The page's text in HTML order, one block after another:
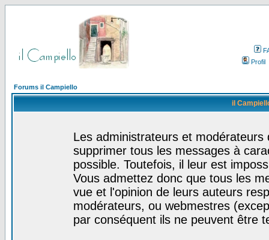
Profil
Forums il Campiello
il
Les administrateurs et
supprimer tous les messages à
possible. Toutefois, il leur est
Vous admettez donc que tous les
vue et l'opinion de leurs auteurs
modérateurs, ou webmestres
par conséquent ils ne peuvent être